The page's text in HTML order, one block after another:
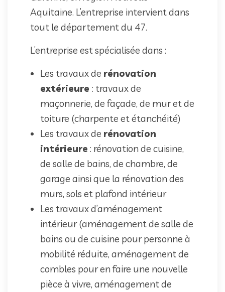
Aquitaine. L’entreprise intervient dans
tout le département du 47.
L’entreprise est spécialisée dans :
Les travaux de rénovation
extérieure : travaux de
maçonnerie, de façade, de mur et de
toiture (charpente et étanchéité)
Les travaux de rénovation
intérieure : rénovation de cuisine,
de salle de bains, de chambre, de
garage ainsi que la rénovation des
murs, sols et plafond intérieur
Les travaux d’aménagement
intérieur (aménagement de salle de
bains ou de cuisine pour personne à
mobilité réduite, aménagement de
combles pour en faire une nouvelle
pièce à vivre, aménagement de